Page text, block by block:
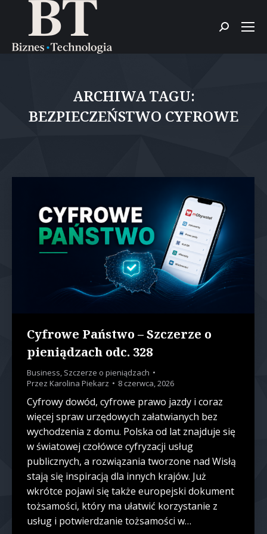
Szukaj:
ARCHIWA TAGU:
BEZPIECZEŃSTWO CYFROWE
Cyfrowe Państwo – Szczerze o
pieniądzach odc. 328
Business, Szczerze o pieniądzach
Przez Karolina Piekarz 8 czerwca, 2026
Cyfrowy dowód, cyfrowe prawo jazdy i coraz
więcej spraw urzędowych załatwianych bez
wychodzenia z domu. Polska od lat znajduje się
w światowej czołówce cyfryzacji usług
publicznych, a rozwiązania tworzone nad Wisłą
stają się inspiracją dla innych krajów. Już
wkrótce pojawi się także europejski dokument
tożsamości, który ma ułatwić korzystanie z
usług i potwierdzanie tożsamości w…